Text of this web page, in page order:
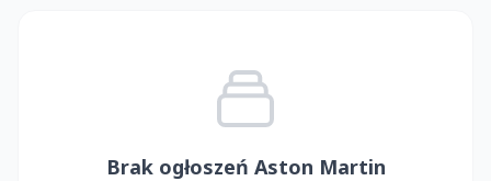
Brak ogłoszeń Aston Martin